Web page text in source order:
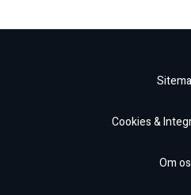
Cookies &
Om